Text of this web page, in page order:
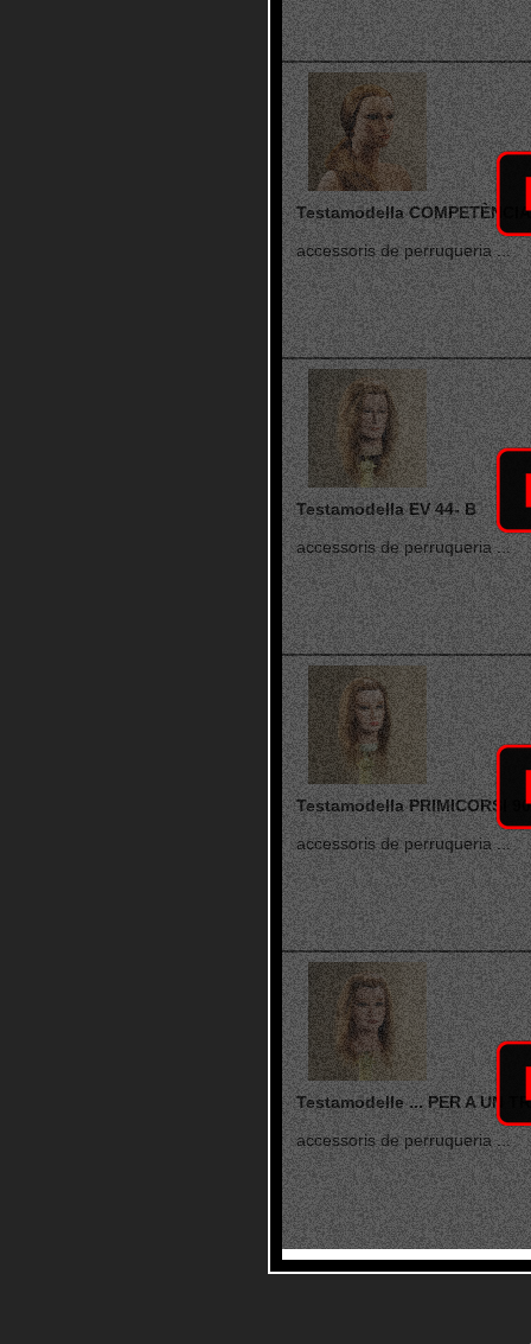
Testamodella COMPETÈNCIA
accessoris de perruqueria ...
Testamodella EV 44- B
accessoris de perruqueria ...
Testamodella PRIMICORSI
accessoris de perruqueria ...
Testamodelle ... PER A UN
accessoris de perruqueria ...